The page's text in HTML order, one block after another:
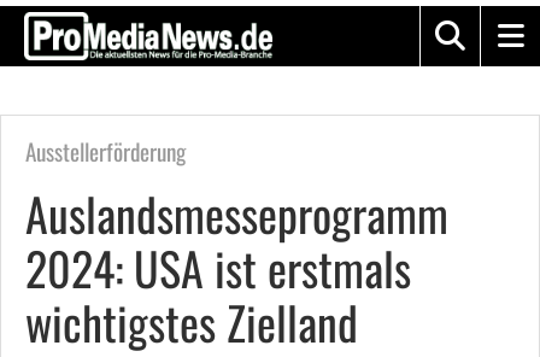
Ausstellerförderung
Auslandsmesseprogramm
2024: USA ist erstmals
wichtigstes Zielland